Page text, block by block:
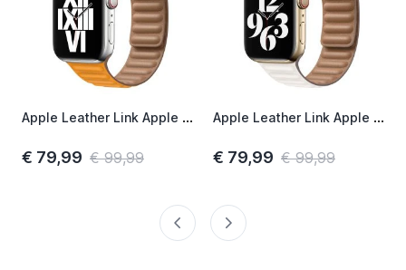
Apple Leather Link Apple Watch S/M 38mm / 40mm / 41mm / 42mm California Poppy
€ 79,99 € 99,99
Apple Leather Link Apple Watch M/L 38mm / 40mm / 41mm / 42mm Chalk
€ 79,99 € 99,99